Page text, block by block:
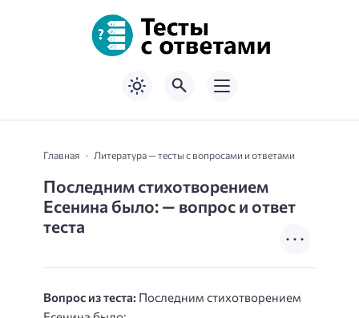
Главная Литература — тесты с вопросами и ответами
Последним стихотворением
Есенина было: — вопрос и ответ
теста
Вопрос из теста: Последним стихотворением